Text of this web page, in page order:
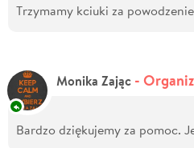
Trzymamy kciuki za
Monika Zając -
Bardzo dziękujemy za pomoc.